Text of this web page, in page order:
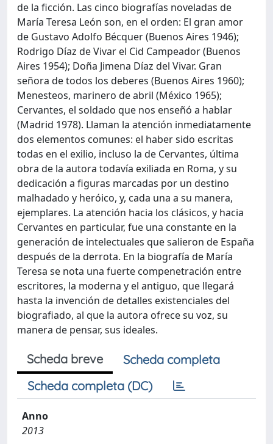
de la ficción. Las cinco biografías noveladas de
María Teresa León son, en el orden: El gran amor
de Gustavo Adolfo Bécquer (Buenos Aires 1946);
Rodrigo Díaz de Vivar el Cid Campeador (Buenos
Aires 1954); Doña Jimena Díaz del Vivar. Gran
señora de todos los deberes (Buenos Aires 1960);
Menesteos, marinero de abril (México 1965);
Cervantes, el soldado que nos enseñó a hablar
(Madrid 1978). Llaman la atención inmediatamente
dos elementos comunes: el haber sido escritas
todas en el exilio, incluso la de Cervantes, última
obra de la autora todavía exiliada en Roma, y su
dedicación a figuras marcadas por un destino
malhadado y heróico, y, cada una a su manera,
ejemplares. La atención hacia los clásicos, y hacia
Cervantes en particular, fue una constante en la
generación de intelectuales que salieron de España
después de la derrota. En la biografía de María
Teresa se nota una fuerte compenetración entre
escritores, la moderna y el antiguo, que llegará
hasta la invención de detalles existenciales del
biografiado, al que la autora ofrece su voz, su
manera de pensar, sus ideales.
Scheda breve
Scheda completa
Scheda completa (DC)
Anno
2013